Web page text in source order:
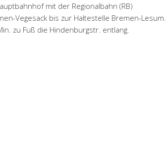
mit der Regionalbahn (RB)
Vegesack bis zur Haltestelle Bremen-Lesum.
zu Fuß die Hindenburgstr. entlang.